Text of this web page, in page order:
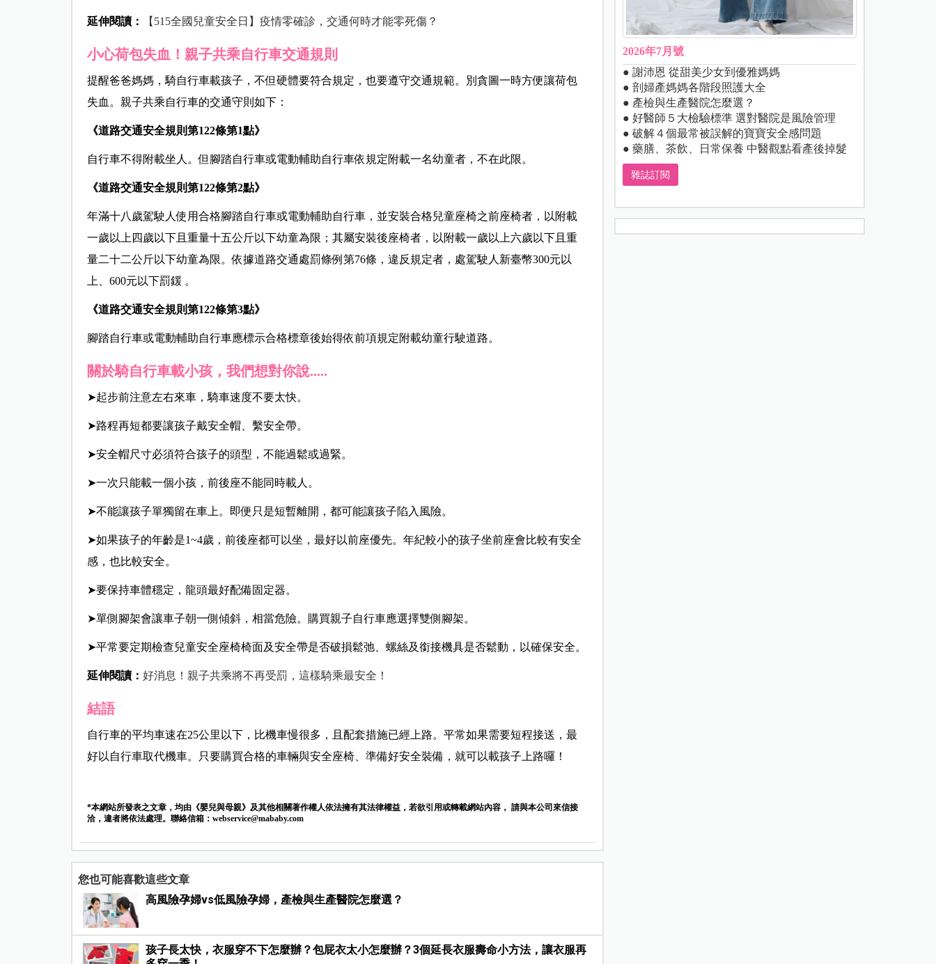
延伸閱讀： 【 515全國兒童安全日】疫情零確診，交通何時才能零死傷？
小心荷包失血！親子共乘自行車交通規則
提醒爸爸媽媽，騎自行車載孩子，不但硬體要符合規定，也要遵守交通規範。別貪圖一時方便讓荷包
失血。親子共乘自行車的交通守則如下：
《道路交通安全規則第122條第1點》
自行車不得附載坐人。但腳踏自行車或電動輔助自行車依規定附載一名幼童者，不在此限。
《道路交通安全規則第122條第2點》
年滿十八歲駕駛人使用合格腳踏自行車或電動輔助自行車，並安裝合格兒童座椅之前座椅者，以附載
一歲以上四歲以下且重量十五公斤以下幼童為限；其屬安裝後座椅者，以附載一歲以上六歲以下且重
量二十二公斤以下幼童為限。依據道路交通處罰條例第76條，違反規定者，處駕駛人新臺幣300元以
上、600元以下罰鍰 。
《道路交通安全規則第122條第3點》
腳踏自行車或電動輔助自行車應標示合格標章後始得依前項規定附載幼童行駛道路。
關於騎自行車載小孩，我們想對你說.....
➤起步前注意左右來車，騎車速度不要太快。
➤路程再短都要讓孩子戴安全帽、繫安全帶。
➤安全帽尺寸必須符合孩子的頭型，不能過鬆或過緊。
➤一次只能載一個小孩，前後座不能同時載人。
➤不能讓孩子單獨留在車上。即便只是短暫離開，都可能讓孩子陷入風險。
➤如果孩子的年齡是1~4歲，前後座都可以坐，最好以前座優先。年紀較小的孩子坐前座會比較有安全
感，也比較安全。
➤要保持車體穩定，龍頭最好配備固定器。
➤單側腳架會讓車子朝一側傾斜，相當危險。購買親子自行車應選擇雙側腳架。
➤平常要定期檢查兒童安全座椅椅面及安全帶是否破損鬆弛、螺絲及銜接機具是否鬆動，以確保安全。
延伸閱讀： 好消息！親子共乘將不再受罰，這樣騎乘最安全！
結語
自行車的平均車速在25公里以下，比機車慢很多，且配套措施已經上路。平常如果需要短程接送，最
好以自行車取代機車。只要購買合格的車輛與安全座椅、準備好安全裝備，就可以載孩子上路囉！
*本網站所發表之文章，均由《嬰兒與母親》及其他相關著作權人依法擁有其法律權益，若欲引用或轉載網站內容， 請與本公司來信接
洽，違者將依法處理。聯絡信箱： webservice@mababy.com
您也可能喜歡這些文章
高風險孕婦vs低風險孕婦，產檢與生產醫院怎麼選？
孩子長太快，衣服穿不下怎麼辦？包屁衣太小怎麼辦？3個延長衣服壽命小方法，讓衣服再
2026年7月號
● 謝沛恩 從甜美少女到優雅媽媽
● 剖婦產媽媽各階段照護大全
● 產檢與生產醫院怎麼選？
● 好醫師５大檢驗標準 選對醫院是風險管理
● 破解４個最常被誤解的寶寶安全感問題
● 藥膳、茶飲、日常保養 中醫觀點看產後掉髮
雜誌訂閱